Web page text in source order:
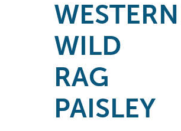
WESTERN
WILD
RAG
PAISLEY